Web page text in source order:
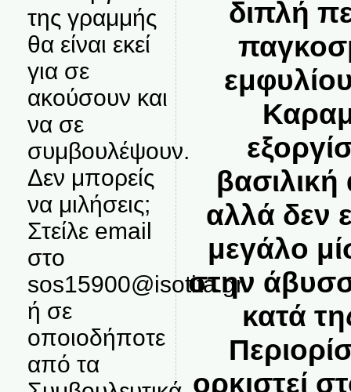
της γραμμής
θα είναι εκεί
για σε
ακούσουν και
να σε
συμβουλέψουν.
Δεν μπορείς
να μιλήσεις;
Στείλε email
στο
sos15900@isotita.gr
ή σε
οποιοδήποτε
από τα
διπλή
βασιλική
αλλά δεν
μεγάλο
στην
κατά
ορκιστεί